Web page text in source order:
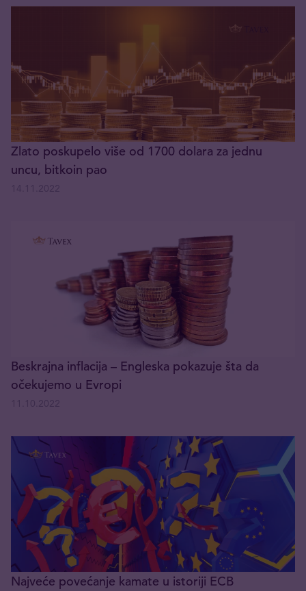
Zlato poskupelo više od 1700 dolara za jednu
uncu, bitkoin pao
Beskrajna inflacija – Engleska pokazuje šta da
očekujemo u Evropi
Najveće povećanje kamate u istoriji ECB